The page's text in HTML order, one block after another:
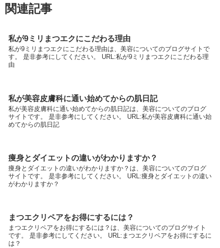
関連記事
私が9ミリまつエクにこだわる理由
私が9ミリまつエクにこだわる理由は、美容についてのブログサイトで
す。 是非参考にしてください。 URL:私が9ミリまつエクにこだわる理
由
私が美容皮膚科に通い始めてからの肌日記
私が美容皮膚科に通い始めてからの肌日記は、美容についてのブログ
サイトです。 是非参考にしてください。 URL:私が美容皮膚科に通い始
めてからの肌日記
痩身とダイエットの違いがわかりますか？
痩身とダイエットの違いがわかりますか？は、美容についてのブログ
サイトです。 是非参考にしてください。 URL:痩身とダイエットの違い
がわかりますか？
まつエクリペアをお得にするには？
まつエクリペアをお得にするには？は、美容についてのブログサイト
です。 是非参考にしてください。 URL:まつエクリペアをお得にするに
は？